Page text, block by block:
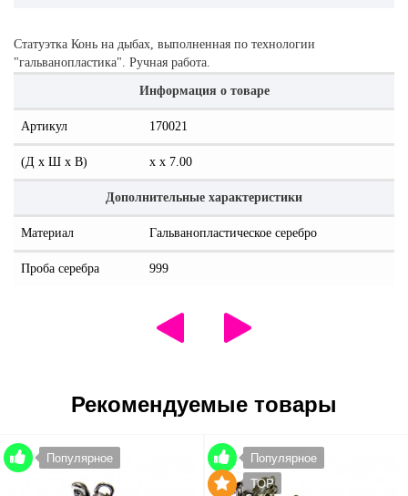
Статуэтка Конь на дыбах, выполненная по технологии
"гальванопластика". Ручная работа.
Информация о товаре
Артикул 170021
(Д x Ш x В) x x 7.00
Дополнительные характеристики
Материал Гальванопластическое серебро
Проба серебра 999
Рекомендуемые товары
Популярное
Популярное
TOP